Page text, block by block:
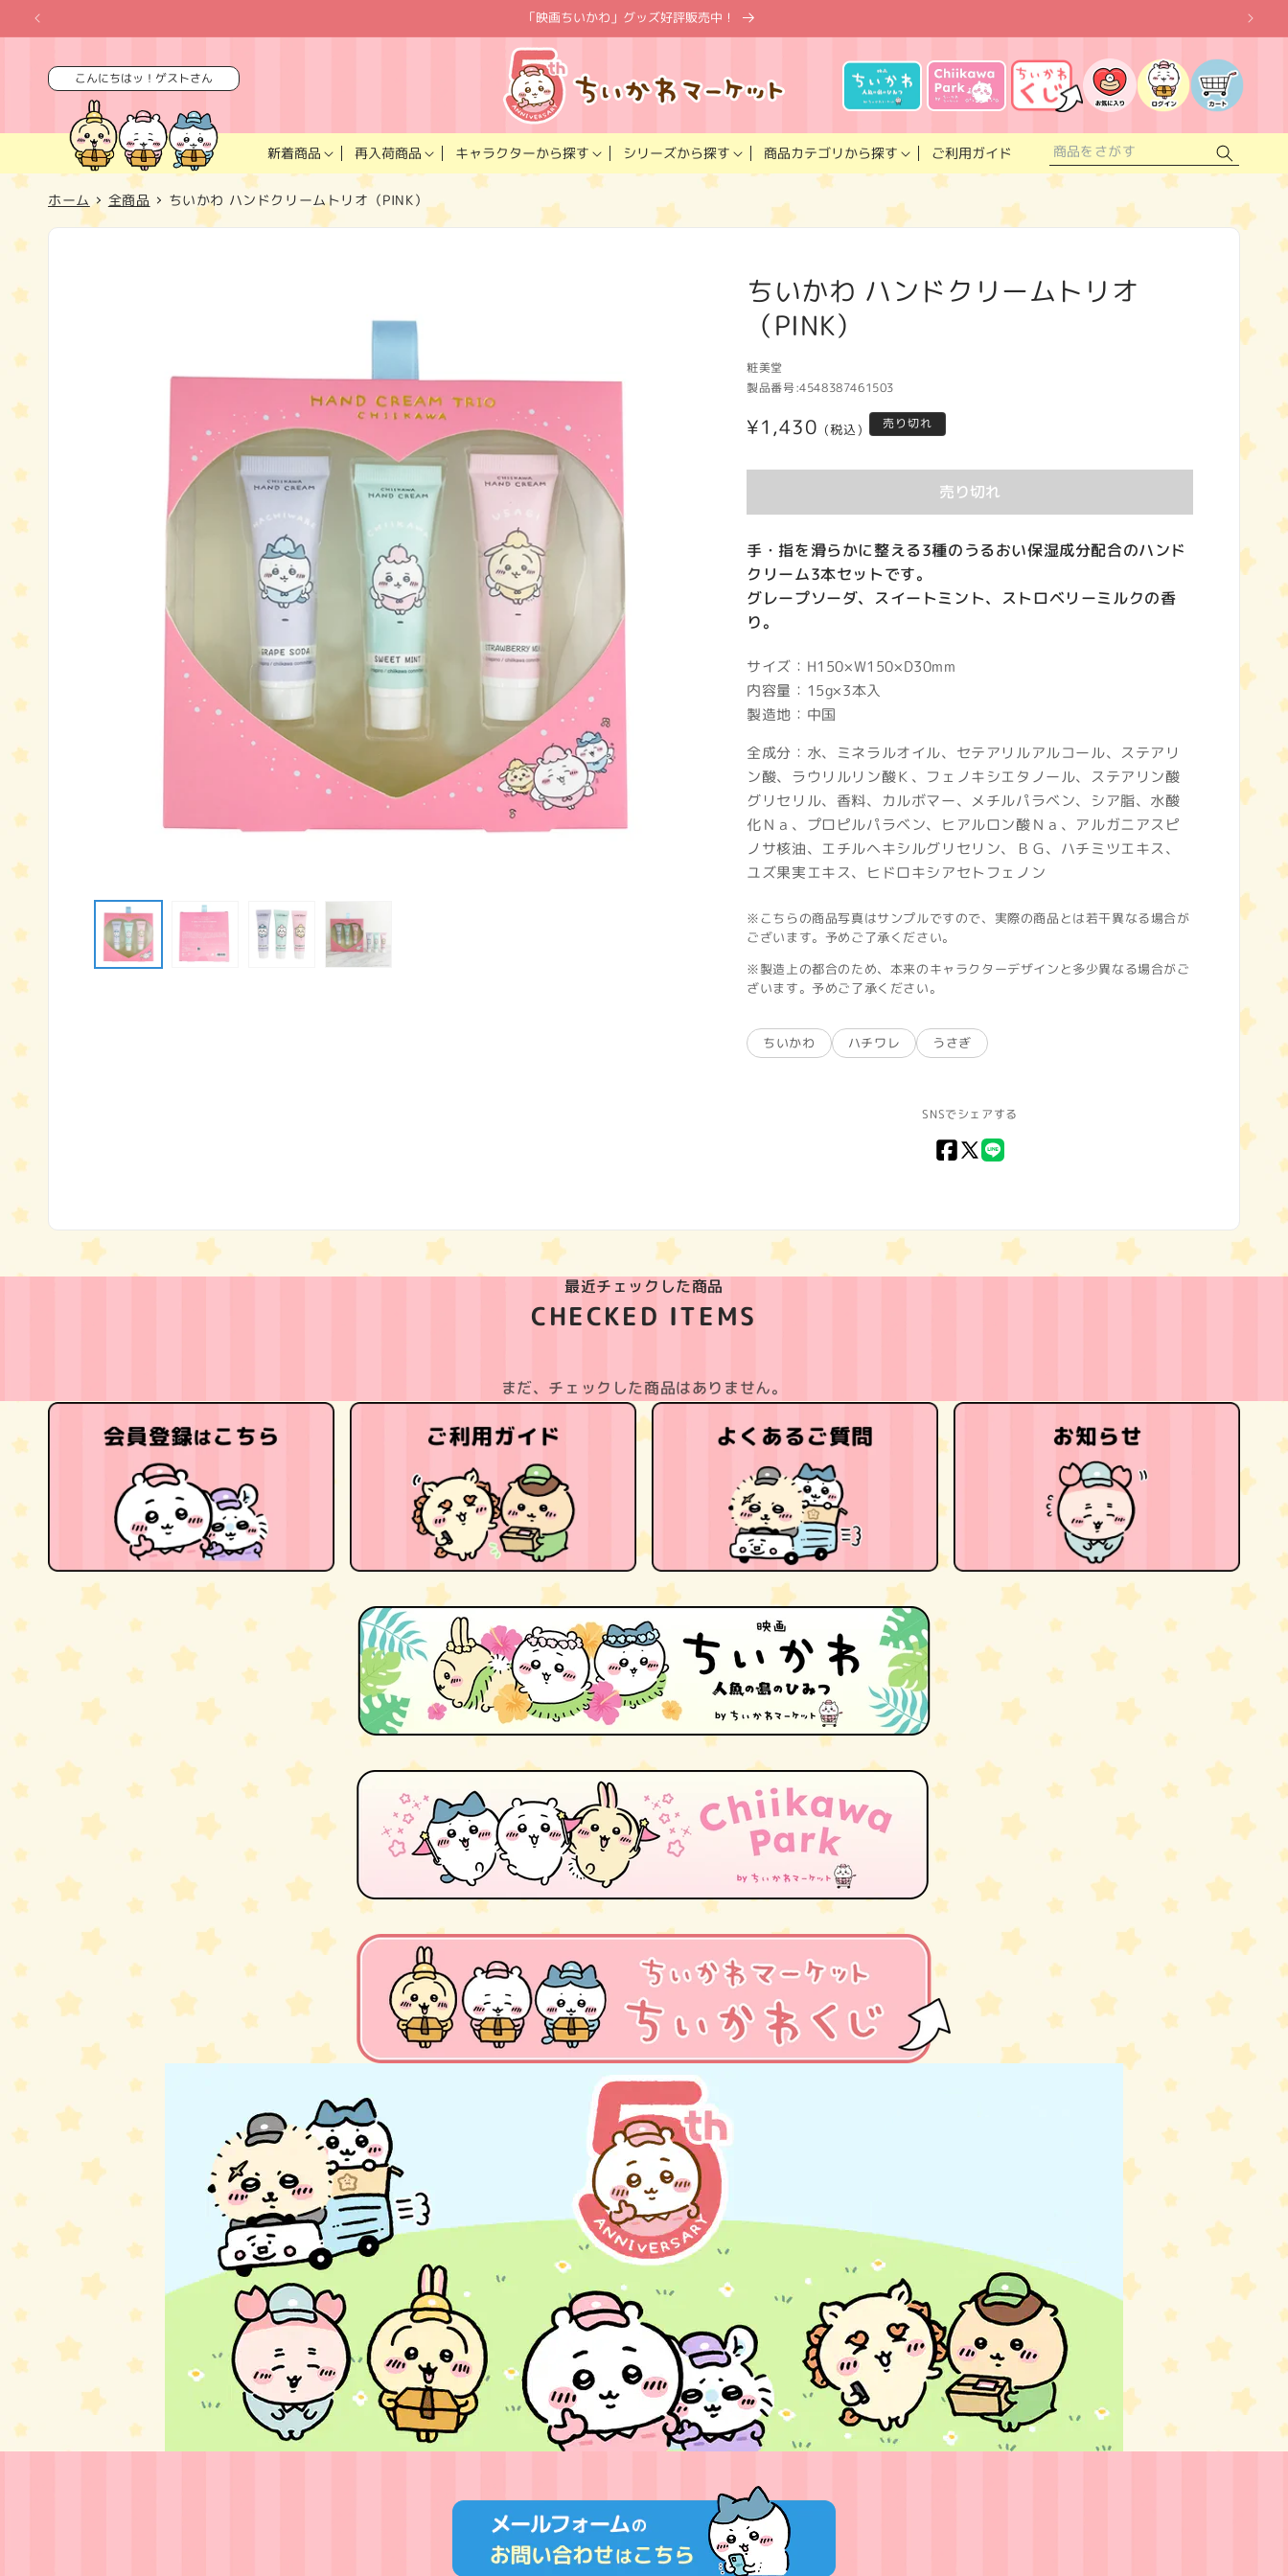
ンツに
進む
「映画ちいかわ」グッズ好評販売中！
こんにちはッ！ゲストさん
新着商品 再入荷商品 キャラクターから探す シリーズから探す 商品カテゴリから探す ご利用ガイド
入
り
ス
ト
グ
イ
カ
ー
ト
ホーム 全商品 ちいかわ ハンドクリームトリオ（PINK）
ー
ちいかわ ハンドクリームトリオ
（PINK）
粧美堂
製品番号:4548387461503
通
格
¥1,430 (税込) 売り切れ
売り切れ
手・指を滑らかに整える3種のうるおい保湿成分配合のハンド
クリーム3本セットです。
グレープソーダ、スイートミント、ストロベリーミルクの香
り。
サイズ：H150×W150×D30mm
内容量：15g×3本入
製造地：中国
全成分：水、ミネラルオイル、セテアリルアルコール、ステアリ
ン酸、ラウリルリン酸Ｋ、フェノキシエタノール、ステアリン酸
グリセリル、香料、カルボマー、メチルパラベン、シア脂、水酸
化Ｎａ、プロピルパラベン、ヒアルロン酸Ｎａ、アルガニアスピ
ノサ核油、エチルヘキシルグリセリン、ＢＧ、ハチミツエキス、
ユズ果実エキス、ヒドロキシアセトフェノン
※こちらの商品写真はサンプルですので、実際の商品とは若干異なる場合が
ございます。予めご了承ください。
※製造上の都合のため、本来のキャラクターデザインと多少異なる場合がご
ざいます。予めご了承ください。
ちいかわ ハチワレ うさぎ
SNSでシェアする
Facebook
X
最近チェックした商品
CHECKED ITEMS
まだ、チェックした商品はありません。